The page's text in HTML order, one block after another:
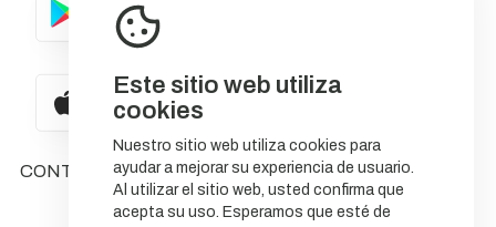
Este sitio web utiliza
cookies
Nuestro sitio web utiliza cookies para
ayudar a mejorar su experiencia de usuario.
Al utilizar el sitio web, usted confirma que
acepta su uso. Esperamos que esté de
CONTACTOS